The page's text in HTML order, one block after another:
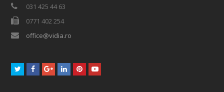
031 425 44 63
0771 402 254
office@vidia.ro
TwitterFacebookGooglePlus
LinkedInPinterestYoutube